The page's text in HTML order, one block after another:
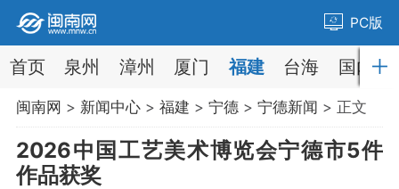
PC版
首页 泉州 漳州 厦门 福建 台海 国内
闽南网 > 新闻中心> 福建 > 宁德> 宁德新闻 > 正文
2026中国工艺美术博览会宁德市5件
作品获奖